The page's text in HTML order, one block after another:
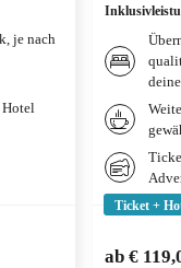
je nach
Hotel
Ticket +
ab €